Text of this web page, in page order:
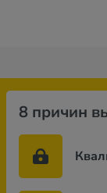
8 причин